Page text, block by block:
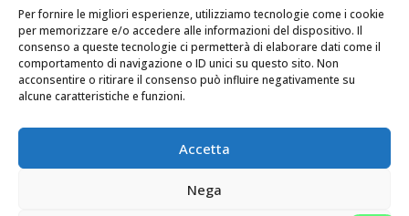
Per fornire le migliori esperienze, utilizziamo tecnologie come i cookie
per memorizzare e/o accedere alle informazioni del dispositivo. Il
consenso a queste tecnologie ci permetterà di elaborare dati come il
comportamento di navigazione o ID unici su questo sito. Non
acconsentire o ritirare il consenso può influire negativamente su
alcune caratteristiche e funzioni.
Accetta
Nega